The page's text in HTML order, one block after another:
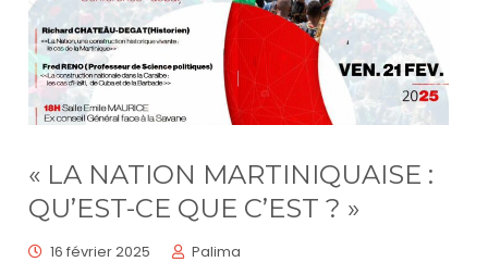
« LA NATION MARTINIQUAISE :
QU’EST-CE QUE C’EST ? »
16 février 2025
Palima